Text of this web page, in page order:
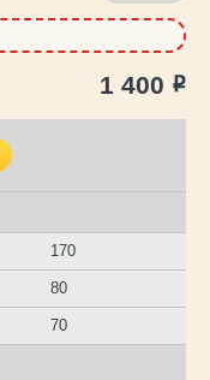
1 400 Р
170
80
70